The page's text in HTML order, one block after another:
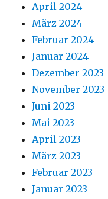
April 2024
März 2024
Februar 2024
Januar 2024
Dezember 2023
November 2023
Juni 2023
Mai 2023
April 2023
März 2023
Februar 2023
Januar 2023